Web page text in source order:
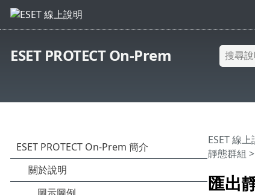
ESET PROTECT On-Prem
匯出
ESET 線上
靜態群組